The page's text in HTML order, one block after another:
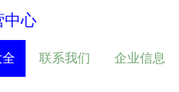
中心
联系我们 企业信息